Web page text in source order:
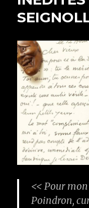
<< Pour
Poindron,